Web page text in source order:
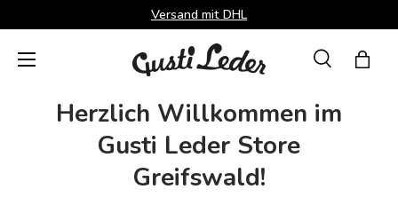
Direkt zum Inhalt
Versand mit DHL
Suchen
Suche
Menü
Herzlich Willkommen im
Gusti Leder Store
Greifswald!